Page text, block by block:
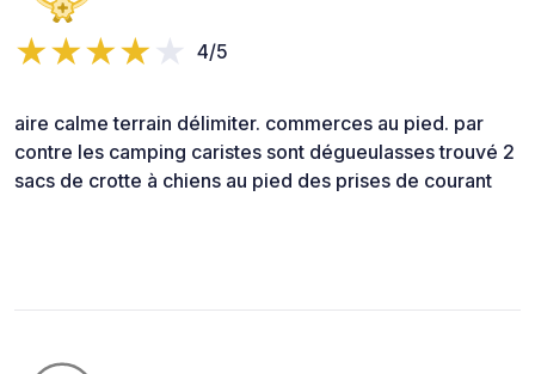
4/5
aire calme terrain délimiter. commerces au pied. par
contre les camping caristes sont dégueulasses trouvé 2
sacs de crotte à chiens au pied des prises de courant